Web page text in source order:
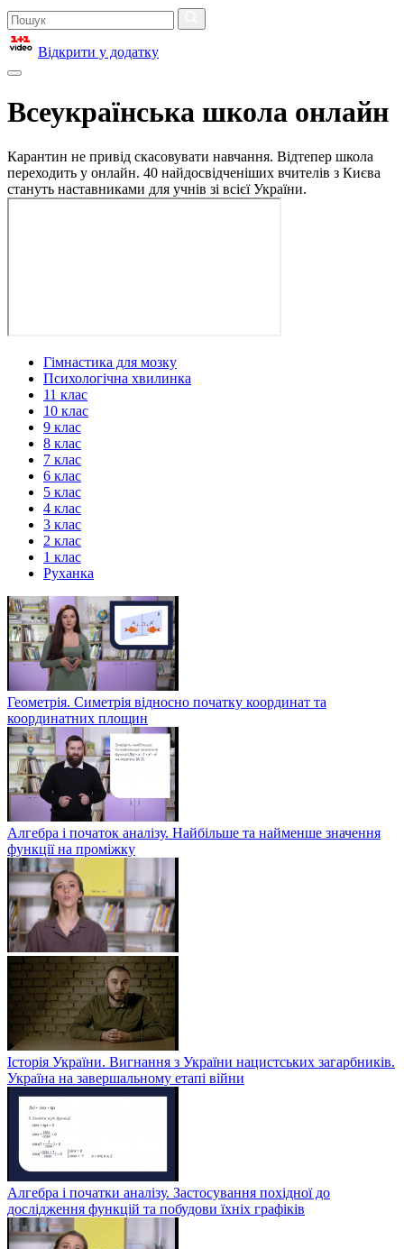
Відкрити у додатку
Всеукраїнська школа онлайн
Карантин не привід скасовувати навчання. Відтепер школа
переходить у онлайн. 40 найдосвідченіших вчителів з Києва
стануть наставниками для учнів зі всієї України.
Гімнастика для мозку
Психологічна хвилинка
11 клас
10 клас
9 клас
8 клас
7 клас
6 клас
5 клас
4 клас
3 клас
2 клас
1 клас
Руханка
Геометрія. Симетрія відносно початку координат та
координатних площин
Алгебра і початок аналізу. Найбільше та найменше значення
функції на проміжку
Історія України. Вигнання з України нацистських загарбників.
Україна на завершальному етапі війни
Алгебра і початки аналізу. Застосування похідної до
дослідження функцій та побудови їхніх графіків